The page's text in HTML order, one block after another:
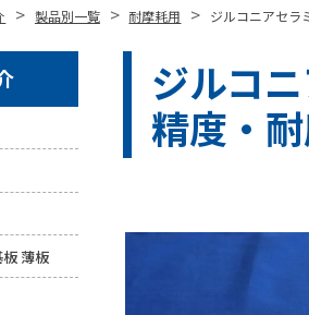
> 製品別一覧 > 耐摩耗用 > ジルコニアセラ
ジルコ
精度・
薄板